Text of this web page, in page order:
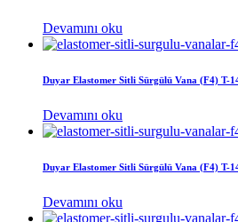
Devamını oku
Duyar Elastomer Sitli Sürgülü Vana (F4) T-
Devamını oku
Duyar Elastomer Sitli Sürgülü Vana (F4) T-
Devamını oku